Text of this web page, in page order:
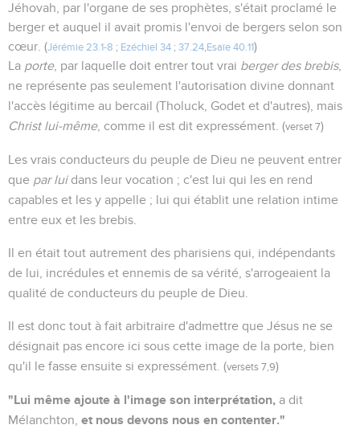
Jéhovah, par l'organe de ses prophètes, s'était proclamé le
berger et auquel il avait promis l'envoi de bergers selon son
cœur. (Jérémie 23.1-8 ; Ezéchiel 34 ; 37.24 Esaïe 40.11)
La porte, par laquelle doit entrer tout vrai berger des brebis,
ne représente pas seulement l'autorisation divine donnant
l'accès légitime au bercail (Tholuck, Godet et d'autres), mais
Christ lui-même, comme il est dit expressément. (verset 7)
Les vrais conducteurs du peuple de Dieu ne peuvent entrer
que par luidans leur vocation ; c'est lui qui les en rend
capables et les y appelle ; lui qui établit une relation intime
entre eux et les brebis.
Il en était tout autrement des pharisiens qui, indépendants
de lui, incrédules et ennemis de sa vérité, s'arrogeaient la
qualité de conducteurs du peuple de Dieu.
Il est donc tout à fait arbitraire d'admettre que Jésus ne se
désignait pas encore ici sous cette image de la porte, bien
qu'il le fasse ensuite si expressément. (versets 7,9)
"Lui même ajoute à l'image son interprétation, a dit
Mélanchton, et nous devons nous en contenter."